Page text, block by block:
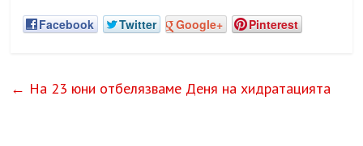
Facebook Twitter Google+ Pinterest
← На 23 юни отбелязваме Деня на хидратацията